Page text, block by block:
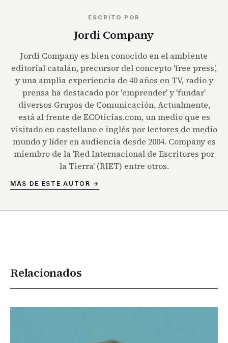
ESCRITO POR
Jordi Company
Jordi Company es bien conocido en el ambiente
editorial catalán, precursor del concepto 'free press',
y una amplia experiencia de 40 años en TV, radio y
prensa ha destacado por 'emprender' y 'fundar'
diversos Grupos de Comunicación. Actualmente,
está al frente de ECOticias.com, un medio que es
visitado en castellano e inglés por lectores de medio
mundo y líder en audiencia desde 2004. Company es
miembro de la 'Red Internacional de Escritores por
la Tierra' (RIET) entre otros.
MÁS DE ESTE AUTOR →
Relacionados